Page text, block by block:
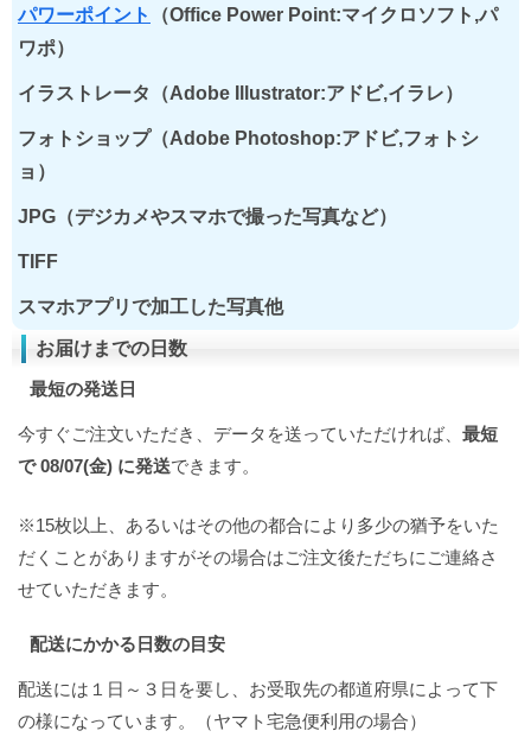
パワーポイント
（Office Power Point:マイクロソフト,パ
ワポ）
イラストレータ（Adobe Illustrator:アドビ,イラレ）
フォトショップ（Adobe Photoshop:アドビ,フォトシ
ョ）
JPG（デジカメやスマホで撮った写真など）
TIFF
スマホアプリで加工した写真他
お届けまでの日数
最短の発送日
今すぐご注文いただき、データを送っていただければ、 最短
で 08/07(金) に発送できます。
※15枚以上、あるいはその他の都合により多少の猶予をいた
だくことがありますがその場合はご注文後ただちにご連絡さ
せていただきます。
配送にかかる日数の目安
配送には１日～３日を要し、お受取先の都道府県によって下
の様になっています。（ヤマト宅急便利用の場合）